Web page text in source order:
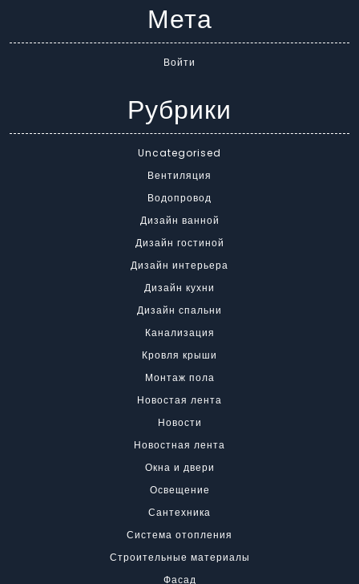
Мета
Войти
Рубрики
Uncategorised
Вентиляция
Водопровод
Дизайн ванной
Дизайн гостиной
Дизайн интерьера
Дизайн кухни
Дизайн спальни
Канализация
Кровля крыши
Монтаж пола
Новостая лента
Новости
Новостная лента
Окна и двери
Освещение
Сантехника
Система отопления
Строительные материалы
Фасад